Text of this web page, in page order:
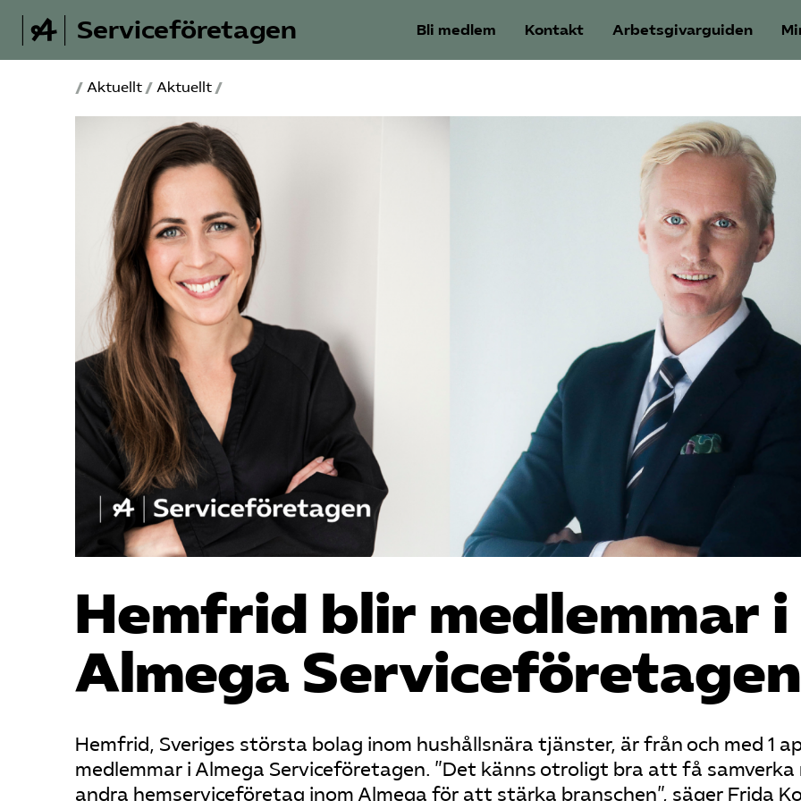
Serviceföretagen Bli medlem Kontakt Arbetsgivarguiden
/ Aktuellt / Aktuellt /
Hemfrid blir medlemmar i
Almega Service­företagen
Hemfrid, Sveriges största bolag inom hushållsnära tjänster, är från och med 1
medlemmar i Almega Serviceföretagen. ”Det känns otroligt bra att få samverka
andra hemserviceföretag inom Almega för att stärka branschen”, säger Frida